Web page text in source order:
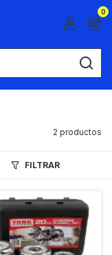
0
2 productos
FILTRAR